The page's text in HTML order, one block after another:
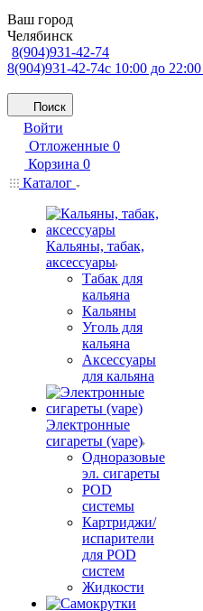
Ваш город
Челябинск
8(904)931-42-74
8(904)931-42-74с 10:00 до
Поиск
Войти
Отложенные 0
Корзина 0
Каталог
Кальяны, табак,
аксессуары
Табак для
кальяна
Кальяны
Уголь для
кальяна
Аксессуары
для кальяна
Электронные
сигареты (vape)
Одноразовые
эл. сигареты
POD
системы
Картриджи/
испарители
для POD
систем
Жидкости